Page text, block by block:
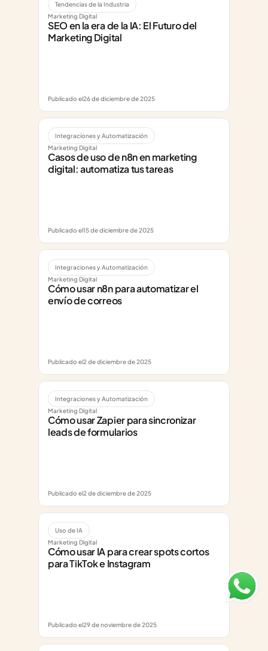
Tendencias de la Industria
Marketing Digital
SEO en la era de la IA: El Futuro del
Marketing Digital
Publicado el26 de diciembre de 2025
Integraciones y Automatización
Marketing Digital
Casos de uso de n8n en marketing
digital: automatiza tus tareas
Publicado el15 de diciembre de 2025
Integraciones y Automatización
Marketing Digital
Cómo usar n8n para automatizar el
envío de correos
Publicado el2 de diciembre de 2025
Integraciones y Automatización
Marketing Digital
Cómo usar Zapier para sincronizar
leads de formularios
Publicado el2 de diciembre de 2025
Uso de IA
Marketing Digital
Cómo usar IA para crear spots cortos
para TikTok e Instagram
Publicado el29 de noviembre de 2025